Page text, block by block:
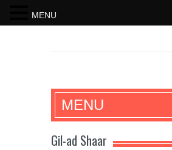
SKRIFTEN
MENU
Gil-ad Shaar
MENU